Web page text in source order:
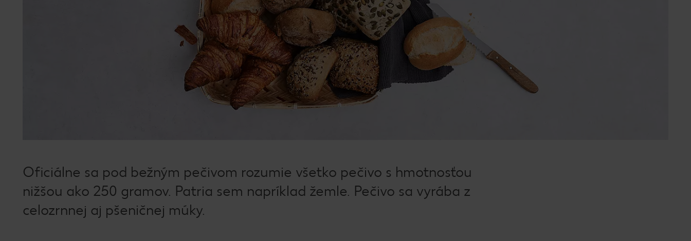
Oficiálne sa pod bežným pečivom rozumie všetko pečivo s hmotnosťou
nižšou ako 250 gramov. Patria sem napríklad žemle. Pečivo sa vyrába z
celozrnnej aj pšeničnej múky.